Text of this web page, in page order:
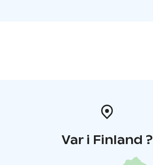
Var i Finland ?